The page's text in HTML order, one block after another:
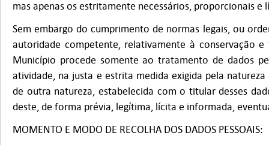
mas apenas os estritamente necessários, proporcionais e
Sem embargo do cumprimento de normas legais, ou
autoridade competente, relativamente à conservação e
Município procede somente ao tratamento de dados
atividade, na justa e estrita medida exigida pela
de outra natureza, estabelecida com o titular desses
deste, de forma prévia, legítima, lícita e informada,
MOMENTO E MODO DE RECOLHA DOS DADOS PESSOAIS: